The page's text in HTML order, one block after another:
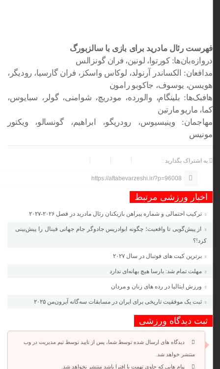
فهرست رئال مادرید برای بازی با سالزبورگ
دروازه‌بان‌ها: کورتوا، لونین، فران گونزالس
مدافعان: الکساندر آرنولد، لوکاس واسکز، فران گارسیا، رودیگر،
هویسن، یوسوف، جاکوبو رامون
هافبک‌ها: بلینگام، والورده، مودریچ، شوامنی، گولر، سبایوس،
کما، ماریو مارتین
مهاجمان: وینیسیوس، رودریگو، ابراهیم، گونسالو، ویکتور
مونیس
به اشتراک بگذارید :
https://aftabevarzeshi.ir/?p=96008
اخبار ورزشی مرتبط
ترکیب احتمالی و شماره پیراهن بازیکنان رئال مادرید در فصل ۲۰۲۶-۲۰۲۷
از پیش‌گویی تا واقعیت؛ چگونه ابوادریس جادوگر جام جهانی فینال را پیش‌بینی
کرد!؟
برترین کیت های فوتبال در سال ۲۰۲۷
مهلت تمام شد: بارسا هیچ بهانه‌‌ای ندارد
ورزش ایتالیا در رده های زنان و مردان
ثبت یک موفقیت تاریخی برای ایران در مسابقات سه‌گانه آیرون‌من ۲۰۲۵
ثبت دیدگاه ورزشی
دیدگاه های ارسال شده توسط شما، پس از تایید توسط تیم مدیریت در وب
منتشر خواهد شد.
پیام هایی که حاوی تهمت یا افترا باشد منتشر نخواهد شد.